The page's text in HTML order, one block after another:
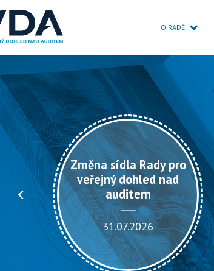
O RADĚ
Změna sídla Rady pro
veřejný dohled nad
auditem
31.07.2026